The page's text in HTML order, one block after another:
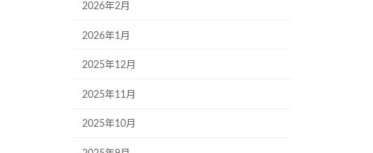
2026年2月
2026年1月
2025年12月
2025年11月
2025年10月